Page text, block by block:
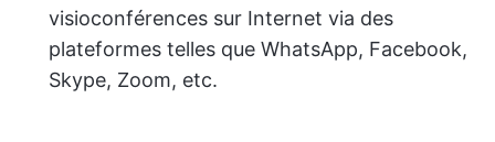
visioconférences sur Internet via des
plateformes telles que WhatsApp, Facebook,
Skype, Zoom, etc.